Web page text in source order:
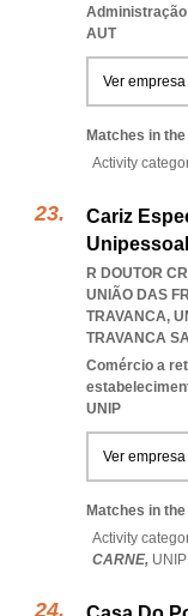
Administração
AUT
Ver empresa
Matches in
Activity
Cariz
R DOUTOR
UNIÃO DAS
TRAVANCA,
TRAVANCA
Comércio a
UNIP
Ver empresa
Matches in
Activity
CARNE,